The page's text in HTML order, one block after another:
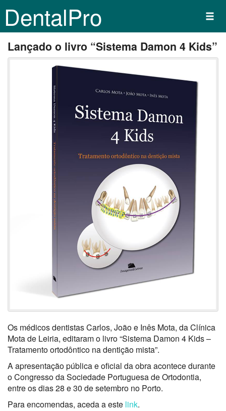
DentalPro
Lançado o livro “Sistema Damon 4 Kids”
Os médicos dentistas Carlos, João e Inês Mota, da Clínica
Mota de Leiria, editaram o livro “Sistema Damon 4 Kids –
Tratamento ortodôntico na dentição mista”.
A apresentação pública e oficial da obra acontece durante
o Congresso da Sociedade Portuguesa de Ortodontia,
entre os dias 28 e 30 de setembro no Porto.
Para encomendas, aceda a este link.